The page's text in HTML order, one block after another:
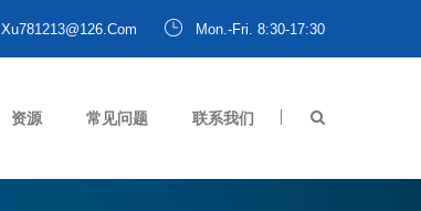
Xu781213@126.com Mon.-Fri. 8:30-17:30
资源 常见问题 联系我们